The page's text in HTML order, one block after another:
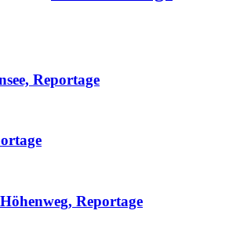
Reportage
Reportage